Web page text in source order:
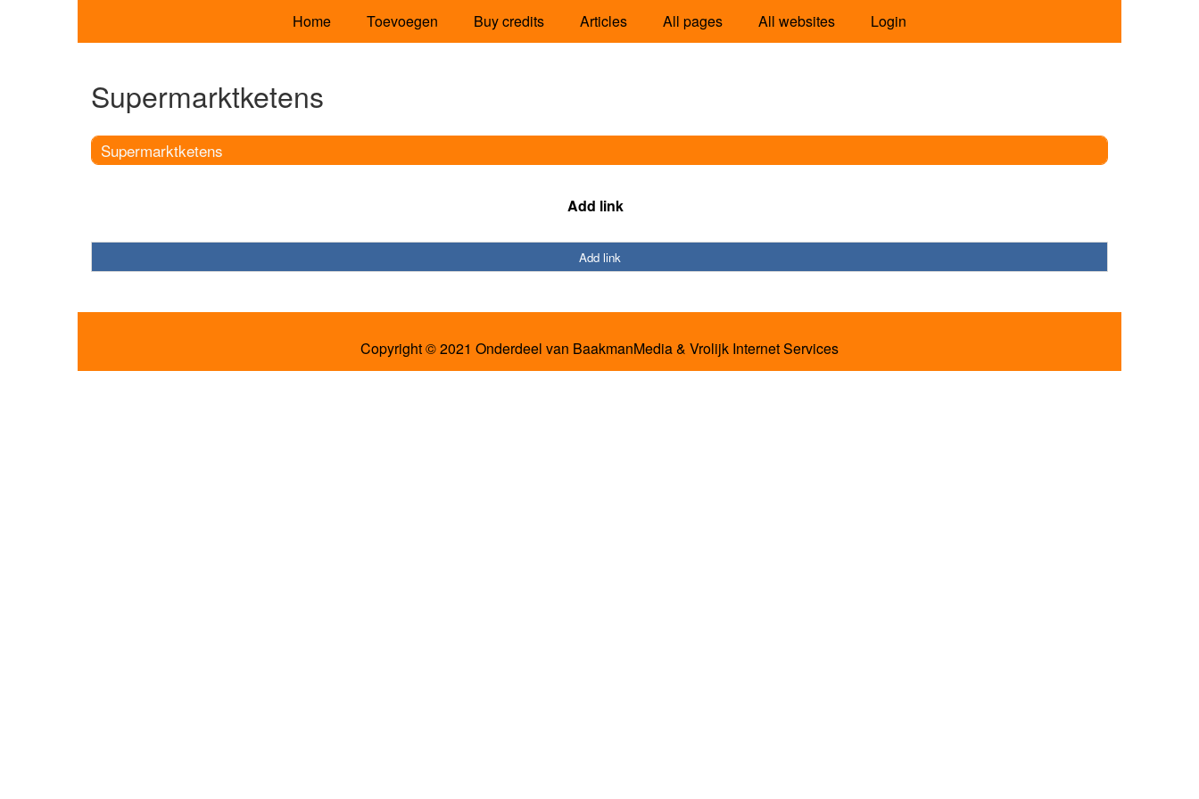
Home Toevoegen Buy credits Articles All pages All websites Login
Supermarktketens
Supermarktketens
Add link
Add link
Copyright © 2021 Onderdeel van BaakmanMedia& Vrolijk Internet Services